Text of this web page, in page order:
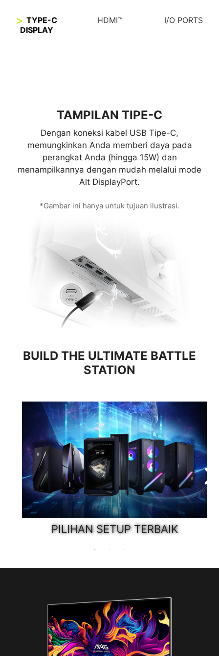
TYPE-C
DISPLAY
HDMI™ I/O PORTS
TAMPILAN TIPE-C
Dengan koneksi kabel USB Tipe-C,
memungkinkan Anda memberi daya pada
perangkat Anda (hingga 15W) dan
menampilkannya dengan mudah melalui mode
Alt DisplayPort.
*Gambar ini hanya untuk tujuan ilustrasi.
HDMI™ 2.0
18Gbps
HDMI™ 2.1
48Gbps
Bandwidth penuh hingga 48Gbps mendukung VRR dan
sepenuhnya kompatibel dengan konsol generasi
berikutnya.
BUILD THE ULTIMATE BATTLE
STATION
PILIHAN SETUP TERBAIK